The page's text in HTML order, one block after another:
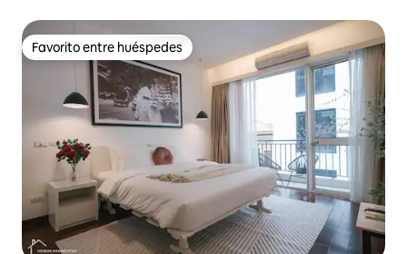
Favorito entre huéspedes
Favorito entre huéspedes